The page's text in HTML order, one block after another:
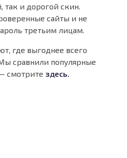
так и дорогой скин.
сайты и не
третьим лицам.
где выгоднее всего
сравнили популярные
смотрите здесь.